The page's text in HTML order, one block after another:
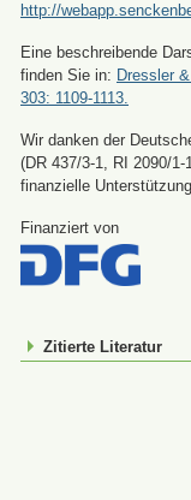
http://
Eine beschreibende
finden Sie in: Dressler
303: 1109-1113.
Wir danken der
(DR 437/3-1, RI 2090/
finanzielle
Finanziert von
Zitierte Literatur